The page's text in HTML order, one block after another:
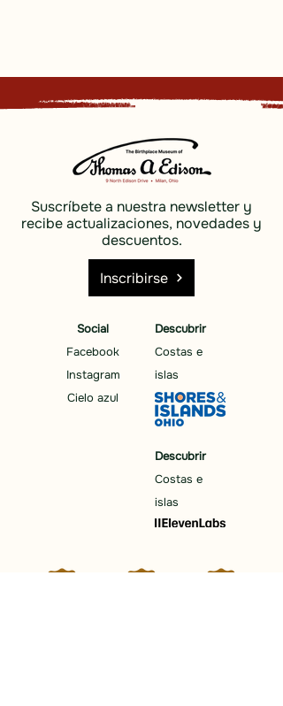
Suscríbete a nuestra newsletter y
recibe actualizaciones, novedades y
descuentos.
Inscribirse
Social
Facebook
Instagram
Cielo azul
Descubrir
Costas e
islas
Descubrir
Costas e
islas